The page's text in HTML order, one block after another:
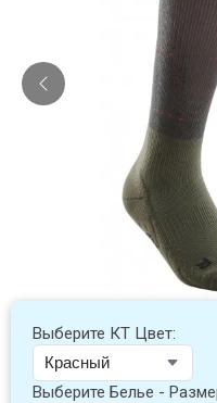
Выберите КТ Цвет:
Выберите Белье -